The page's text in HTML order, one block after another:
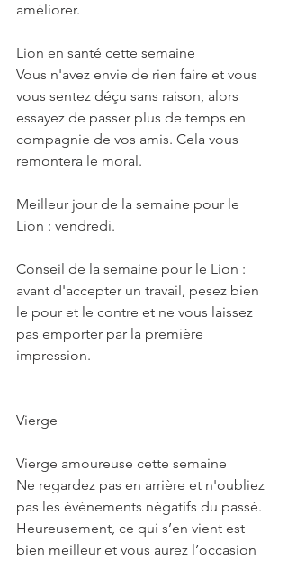
améliorer.
Lion en santé cette semaine
Vous n'avez envie de rien faire et vous
vous sentez déçu sans raison, alors
essayez de passer plus de temps en
compagnie de vos amis. Cela vous
remontera le moral.
Meilleur jour de la semaine pour le
Lion : vendredi.
Conseil de la semaine pour le Lion :
avant d'accepter un travail, pesez bien
le pour et le contre et ne vous laissez
pas emporter par la première
impression.
Vierge
Vierge amoureuse cette semaine
Ne regardez pas en arrière et n'oubliez
pas les événements négatifs du passé.
Heureusement, ce qui s’en vient est
bien meilleur et vous aurez l’occasion